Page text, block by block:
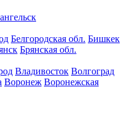
Белгородская обл. Бишкек
Брянская обл.
Владивосток Волгоград
Воронеж Воронежская